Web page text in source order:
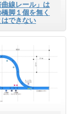
曲線レール」は
脚１個を無く
できない